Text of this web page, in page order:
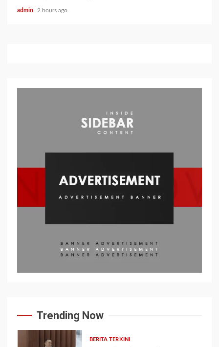
admin 2 hours ago
Trending Now
BERITA TERKINI